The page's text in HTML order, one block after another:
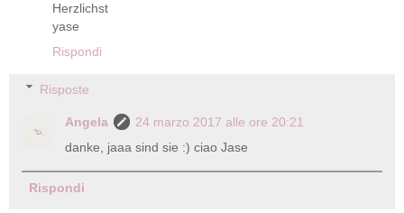
Herzlichst
yase
Rispondi
Risposte
Angela
24 marzo 2017 alle ore 20:21
danke, jaaa sind sie :) ciao Jase
Rispondi